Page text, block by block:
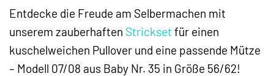
Entdecke die Freude am Selbermachen mit
unserem zauberhaften Strickset für einen
kuschelweichen Pullover und eine passende Mütze
– Modell 07/08 aus Baby Nr. 35 in Größe 56/62!